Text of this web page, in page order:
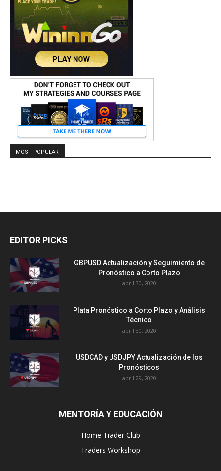
MOST POPULAR
EDITOR PICKS
GBPUSD Actualización y Seguimiento de
Pronóstico a Corto Plazo
abril 30, 2020
Plata Pronóstico a Corto Plazo y Análisis
Técnico
abril 30, 2020
USDCAD y USDJPY Actualización de los
Pronósticos
abril 29, 2020
MENTORÍA Y EDUCACIÓN
Home Trader Club
Traders Workshop